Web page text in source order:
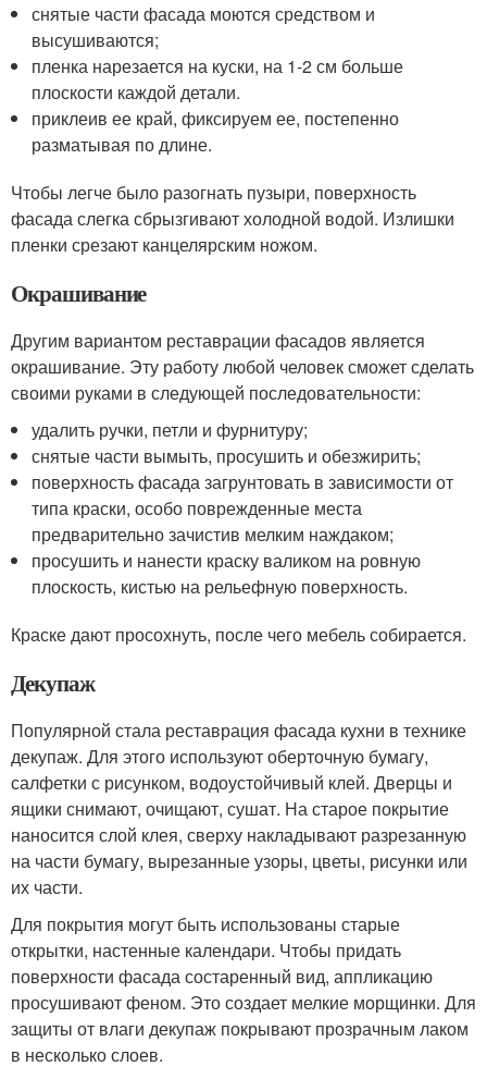
снятые части фасада моются средством и
высушиваются;
пленка нарезается на куски, на 1-2 см больше
плоскости каждой детали.
приклеив ее край, фиксируем ее, постепенно
разматывая по длине.
Чтобы легче было разогнать пузыри, поверхность
фасада слегка сбрызгивают холодной водой. Излишки
пленки срезают канцелярским ножом.
Окрашивание
Другим вариантом реставрации фасадов является
окрашивание. Эту работу любой человек сможет сделать
своими руками в следующей последовательности:
удалить ручки, петли и фурнитуру;
снятые части вымыть, просушить и обезжирить;
поверхность фасада загрунтовать в зависимости от
типа краски, особо поврежденные места
предварительно зачистив мелким наждаком;
просушить и нанести краску валиком на ровную
плоскость, кистью на рельефную поверхность.
Краске дают просохнуть, после чего мебель собирается.
Декупаж
Популярной стала реставрация фасада кухни в технике
декупаж. Для этого используют оберточную бумагу,
салфетки с рисунком, водоустойчивый клей. Дверцы и
ящики снимают, очищают, сушат. На старое покрытие
наносится слой клея, сверху накладывают разрезанную
на части бумагу, вырезанные узоры, цветы, рисунки или
их части.
Для покрытия могут быть использованы старые
открытки, настенные календари. Чтобы придать
поверхности фасада состаренный вид, аппликацию
просушивают феном. Это создает мелкие морщинки. Для
защиты от влаги декупаж покрывают прозрачным лаком
в несколько слоев.